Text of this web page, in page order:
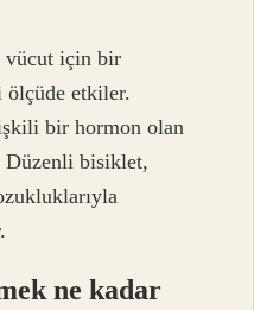
vücut için bir
ölçüde etkiler.
bir hormon olan
Düzenli bisiklet,
ne kadar